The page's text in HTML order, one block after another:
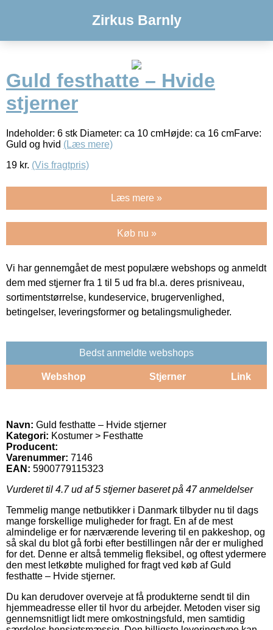
Zirkus Barnly
Guld festhatte – Hvide
stjerner
Indeholder: 6 stk Diameter: ca 10 cmHøjde: ca 16 cmFarve:
Guld og hvid (Læs mere)
19 kr. (Vis fragtpris)
Læs mere »
Køb nu »
Vi har gennemgået de mest populære webshops og anmeldt
dem med stjerner fra 1 til 5 ud fra bl.a. deres prisniveau,
sortimentstørrelse, kundeservice, brugervenlighed,
betingelser, leveringsformer og betalingsmuligheder.
Bedst anmeldte webshops
Webshop Stjerner Link
Navn: Guld festhatte – Hvide stjerner
Kategori: Kostumer > Festhatte
Producent:
Varenummer: 7146
EAN: 5900779115323
Vurderet til 4.7ud af 5 stjerner baseret på 47anmeldelser
Temmelig mange netbutikker i Danmark tilbyder nu til dags
mange forskellige muligheder for fragt. En af de mest
almindelige er for nærværende levering til en pakkeshop, og
så skal du blot gå forbi efter bestillingen når der er mulighed
for det. Denne er altså temmelig fleksibel, og oftest ydermere
den mest letkøbte mulighed for fragt ved køb af Guld
festhatte – Hvide stjerner.
Du kan derudover overveje at få produkterne sendt til din
hjemmeadresse eller til hvor du arbejder. Metoden viser sig
gennemsnitligt lidt mere omkostningsfuld, men samtidig